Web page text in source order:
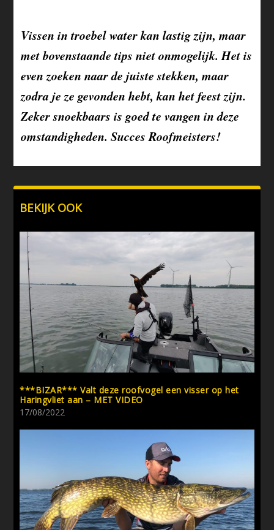
Vissen in troebel water kan lastig zijn, maar
met bovenstaande tips niet onmogelijk. Het is
even zoeken naar de juiste stekken, maar
zodra je ze gevonden hebt, kan het feest zijn.
Zeker snoekbaars is goed te vangen in deze
omstandigheden. Succes Roofmeisters!
BEKIJK OOK
***BIZAR*** Valt deze roofvogel een visser op het
Haringvliet aan – MET VIDEO
17/08/2022